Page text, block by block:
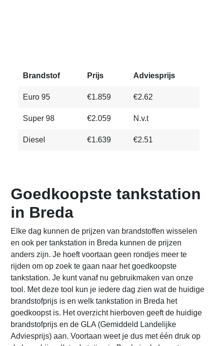
Brandstof Prijs Adviesprijs
Euro 95 €1.859 €2.62
Super 98 €2.059 N.v.t
Diesel €1.639 €2.51
Goedkoopste tankstation
in Breda
Elke dag kunnen de prijzen van brandstoffen wisselen
en ook per tankstation in Breda kunnen de prijzen
anders zijn. Je hoeft voortaan geen rondjes meer te
rijden om op zoek te gaan naar het goedkoopste
tankstation. Je kunt vanaf nu gebruikmaken van onze
tool. Met deze tool kun je iedere dag zien wat de huidige
brandstofprijs is en welk tankstation in Breda het
goedkoopst is. Het overzicht hierboven geeft de huidige
brandstofprijs en de GLA (Gemiddeld Landelijke
Adviesprijs) aan. Voortaan weet je dus met één druk op